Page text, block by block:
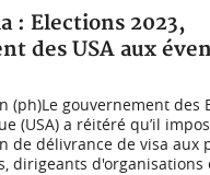
: Elections 2023,
des USA aux
(ph)Le gouvernement des
(USA) a réitéré qu’il
de délivrance de visa aux
dirigeants d'organisations